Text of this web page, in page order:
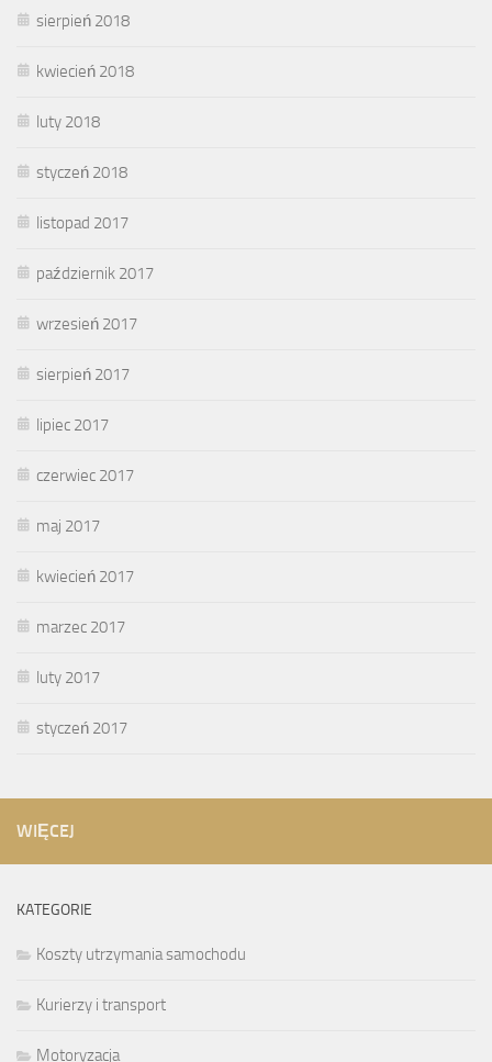
sierpień 2018
kwiecień 2018
luty 2018
styczeń 2018
listopad 2017
październik 2017
wrzesień 2017
sierpień 2017
lipiec 2017
czerwiec 2017
maj 2017
kwiecień 2017
marzec 2017
luty 2017
styczeń 2017
WIĘCEJ
KATEGORIE
Koszty utrzymania samochodu
Kurierzy i transport
Motoryzacja